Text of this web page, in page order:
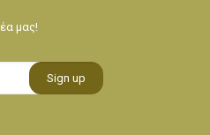
μας!